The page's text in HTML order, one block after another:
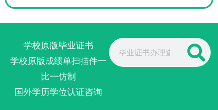
学校原版毕业证书
学校原版成绩单扫描件一
比一仿制
国外学历学位认证咨询
Search